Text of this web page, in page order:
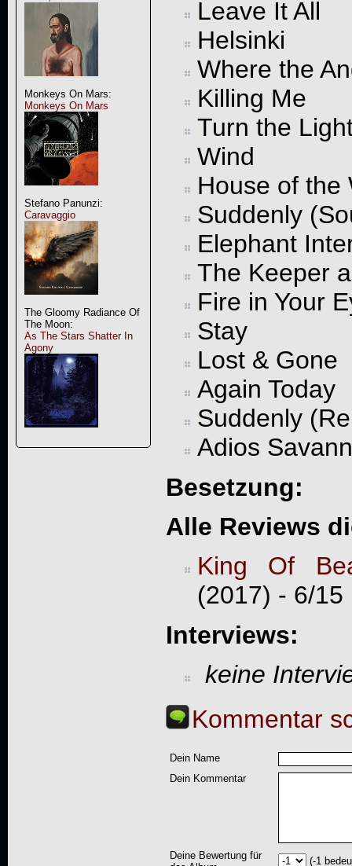
Monkeys On Mars:
Monkeys On Mars
Stefano Panunzi:
Caravaggio
The Gloomy Radiance Of
The Moon:
As The Stars Shatter In
Agony
Leave It All
Helsinki
Where the
Killing Me
Turn the
Wind
House of the
Suddenly
Elephant
The Keeper
Fire in Your
Stay
Lost & Gone
Again Today
Suddenly
Adios
Besetzung:
Alle Reviews
King Of
(2017) - 6/15
Interviews:
keine
Kommentar
Dein Name
Dein Kommentar
Deine Bewertung für
(-1